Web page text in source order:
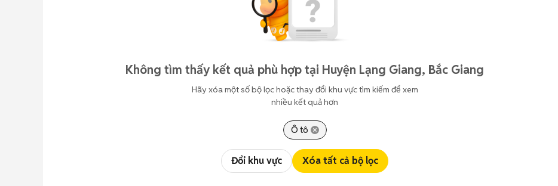
Không tìm thấy kết quả phù hợp tại Huyện Lạng Giang, Bắc Giang
Hãy xóa một số bộ lọc hoặc thay đổi khu vực tìm kiếm để xem
nhiều kết quả hơn
Ô tô
Đổi khu vực Xóa tất cả bộ lọc